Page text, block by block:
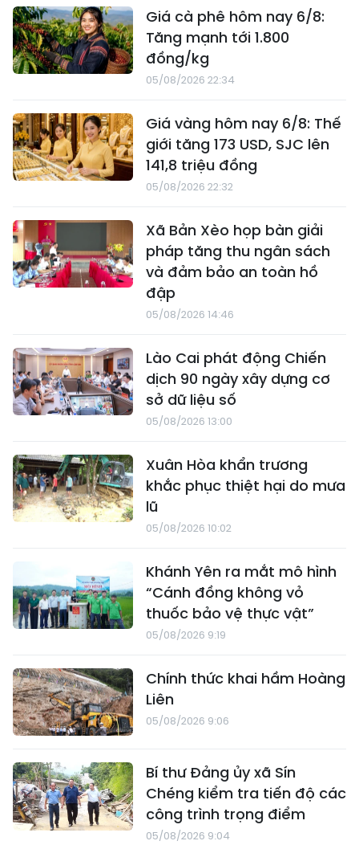
Giá cà phê hôm nay 6/8:
Tăng mạnh tới 1.800
đồng/kg
05/08/2026 22:34
Giá vàng hôm nay 6/8: Thế
giới tăng 173 USD, SJC lên
141,8 triệu đồng
05/08/2026 22:32
Xã Bản Xèo họp bàn giải
pháp tăng thu ngân sách
và đảm bảo an toàn hồ
đập
05/08/2026 14:46
Lào Cai phát động Chiến
dịch 90 ngày xây dựng cơ
sở dữ liệu số
05/08/2026 13:00
Xuân Hòa khẩn trương
khắc phục thiệt hại do mưa
lũ
05/08/2026 10:02
Khánh Yên ra mắt mô hình
“Cánh đồng không vỏ
thuốc bảo vệ thực vật”
05/08/2026 9:19
Chính thức khai hầm Hoàng
Liên
05/08/2026 9:06
Bí thư Đảng ủy xã Sín
Chéng kiểm tra tiến độ các
công trình trọng điểm
05/08/2026 9:04